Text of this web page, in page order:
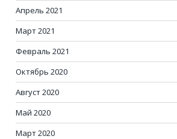
Апрель 2021
Март 2021
Февраль 2021
Октябрь 2020
Август 2020
Май 2020
Март 2020